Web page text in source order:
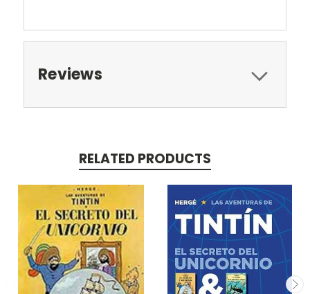
Reviews
RELATED PRODUCTS